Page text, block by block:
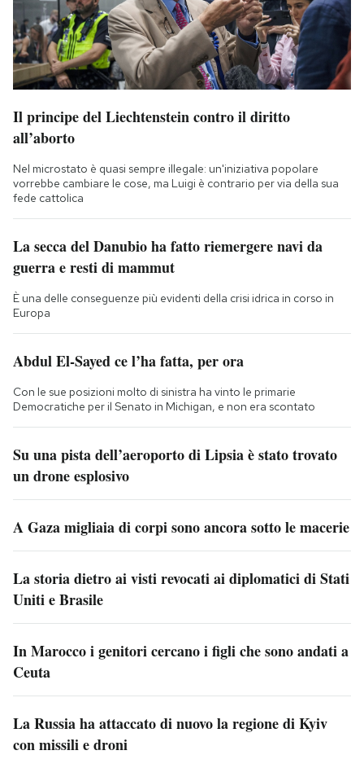
Il principe del Liechtenstein contro il diritto
all’aborto
Nel microstato è quasi sempre illegale: un'iniziativa popolare
vorrebbe cambiare le cose, ma Luigi è contrario per via della sua
fede cattolica
La secca del Danubio ha fatto riemergere navi da
guerra e resti di mammut
È una delle conseguenze più evidenti della crisi idrica in corso in
Europa
Abdul El-Sayed ce l’ha fatta, per ora
Con le sue posizioni molto di sinistra ha vinto le primarie
Democratiche per il Senato in Michigan, e non era scontato
Su una pista dell’aeroporto di Lipsia è stato trovato
un drone esplosivo
A Gaza migliaia di corpi sono ancora sotto le macerie
La storia dietro ai visti revocati ai diplomatici di Stati
Uniti e Brasile
In Marocco i genitori cercano i figli che sono andati a
Ceuta
La Russia ha attaccato di nuovo la regione di Kyiv
con missili e droni